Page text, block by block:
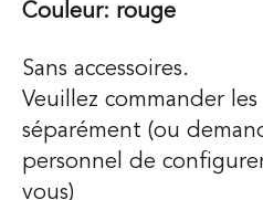
Couleur: rouge
Sans accessoires.
Veuillez commander les
séparément (ou
personnel de
vous)